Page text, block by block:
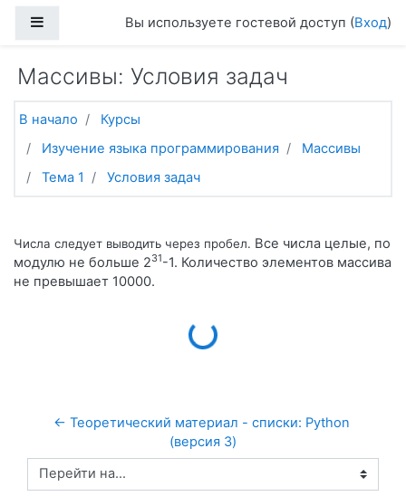
Боковая панельВы используете гостевой доступ (Вход)
Массивы: Условия задач
В начало
Курсы
Изучение языка программирования
Массивы
Тема 1
Условия задач
Числа следует выводить через пробел. Все числа целые, по
модулю не больше 231-1. Количество элементов массива
не превышает 10000.
Loading...
← Теоретический материал - списки: Python
(версия 3)
Перейти на...